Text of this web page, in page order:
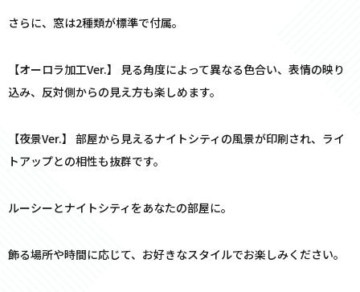
さらに、窓は2種類が標準で付属。
【オーロラ加工Ver.】 見る角度によって異なる色合い、表情の映り
込み、反対側からの見え方も楽しめます。
【夜景Ver.】 部屋から見えるナイトシティの風景が印刷され、ライ
トアップとの相性も抜群です。
ルーシーとナイトシティをあなたの部屋に。
飾る場所や時間に応じて、お好きなスタイルでお楽しみください。